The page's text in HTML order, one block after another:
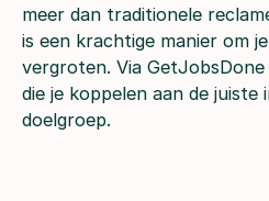
meer dan traditionele
is een krachtige manier om
vergroten. Via
die je koppelen aan de
doelgroep.